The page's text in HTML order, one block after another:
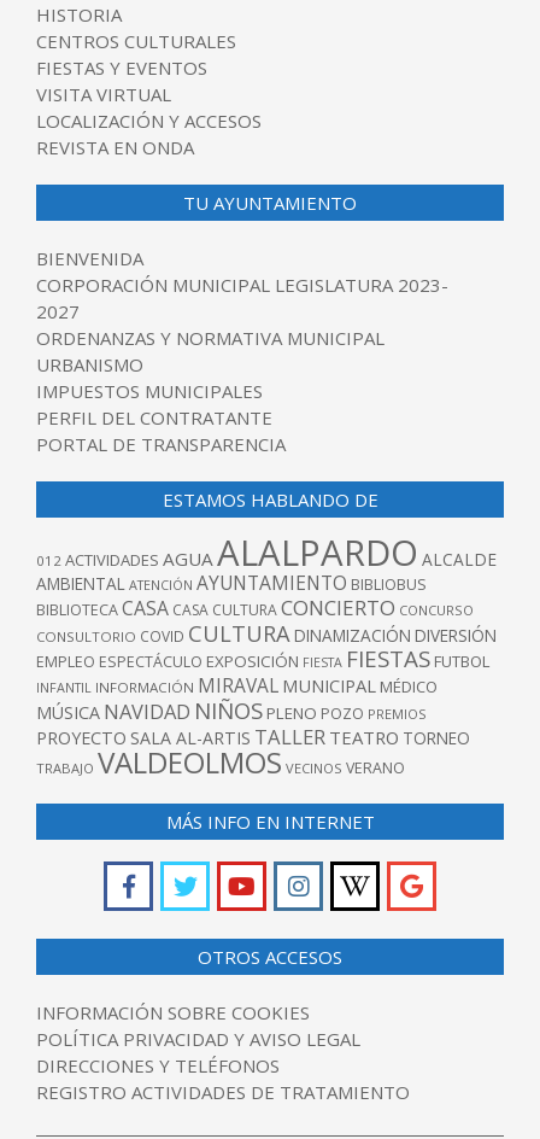
HISTORIA
CENTROS CULTURALES
FIESTAS Y EVENTOS
VISITA VIRTUAL
LOCALIZACIÓN Y ACCESOS
REVISTA EN ONDA
TU AYUNTAMIENTO
BIENVENIDA
CORPORACIÓN MUNICIPAL LEGISLATURA 2023-
2027
ORDENANZAS Y NORMATIVA MUNICIPAL
URBANISMO
IMPUESTOS MUNICIPALES
PERFIL DEL CONTRATANTE
PORTAL DE TRANSPARENCIA
ESTAMOS HABLANDO DE
012 ACTIVIDADES AGUA ALALPARDO ALCALDE
AMBIENTAL ATENCIÓN AYUNTAMIENTO BIBLIOBUS
BIBLIOTECACASA CASA CULTURACONCIERTO CONCURSO
CONSULTORIO COVID CULTURA DINAMIZACIÓN DIVERSIÓN
EMPLEO ESPECTÁCULO EXPOSICIÓN FIESTA FIESTAS FUTBOL
INFANTIL INFORMACIÓN MIRAVAL MUNICIPAL MÉDICO
MÚSICA NAVIDAD NIÑOS PLENO POZO PREMIOS
PROYECTO SALA AL-ARTIS TALLER TEATRO TORNEO
TRABAJO VALDEOLMOS VECINOS VERANO
MÁS INFO EN INTERNET
OTROS ACCESOS
INFORMACIÓN SOBRE COOKIES
POLÍTICA PRIVACIDAD Y AVISO LEGAL
DIRECCIONES Y TELÉFONOS
REGISTRO ACTIVIDADES DE TRATAMIENTO